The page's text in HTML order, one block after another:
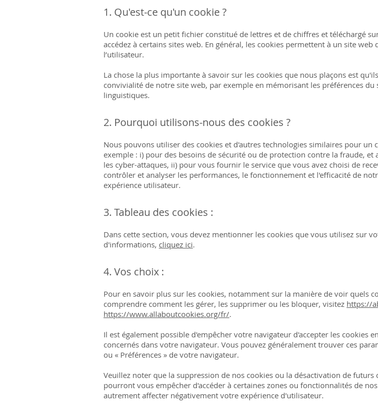
1. Qu'est-ce qu'un cookie ?
Un cookie est un petit fichier constitué de lettres et de chiffres et téléchargé
accédez à certains sites web. En général, les cookies permettent à un site
l’utilisateur.
La chose la plus importante à savoir sur les cookies que nous plaçons est
convivialité de notre site web, par exemple en mémorisant les préférences du
linguistiques.
2. Pourquoi utilisons-nous des cookies ?
Nous pouvons utiliser des cookies et d'autres technologies similaires pour un
exemple : i) pour des besoins de sécurité ou de protection contre la fraude,
les cyber-attaques, ii) pour vous fournir le service que vous avez choisi de
contrôler et analyser les performances, le fonctionnement et l'efficacité de
expérience utilisateur.
3. Tableau des cookies :
Dans cette section, vous devez mentionner les cookies que vous utilisez sur
d'informations, cliquez ici.
4. Vos choix :
Pour en savoir plus sur les cookies, notamment sur la manière de voir quels
comprendre comment les gérer, les supprimer ou les bloquer, visitez https://
https://www.allaboutcookies.org/fr/.
Il est également possible d'empêcher votre navigateur d'accepter les cookies
concernés dans votre navigateur. Vous pouvez généralement trouver ces
ou « Préférences » de votre navigateur.
Veuillez noter que la suppression de nos cookies ou la désactivation de futurs
pourront vous empêcher d'accéder à certaines zones ou fonctionnalités de
autrement affecter négativement votre expérience d'utilisateur.